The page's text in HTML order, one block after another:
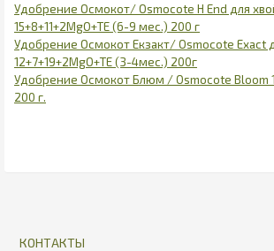
Удобрение Осмокот/ Osmocote H End для
15+8+11+2MgO+TE (6-9 мес.) 200 г
Удобрение Осмокот Екзакт/ Osmocote Exaсt
12+7+19+2MgO+TE (3-4мес.) 200г
Удобрение Осмокот Блюм / Osmocote Bloom
200 г.
КОНТАКТЫ